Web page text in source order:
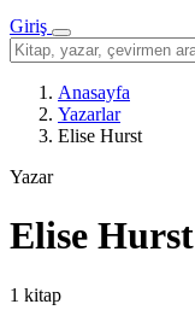
Giriş
Menü
Sitede
ara
Anasayfa
Yazarlar
Elise Hurst
Yazar
Elise Hurst
1 kitap